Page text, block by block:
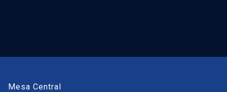
Mesa Central